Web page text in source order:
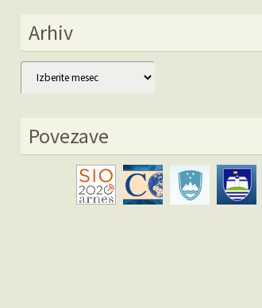
Arhiv
Arhiv
Povezave